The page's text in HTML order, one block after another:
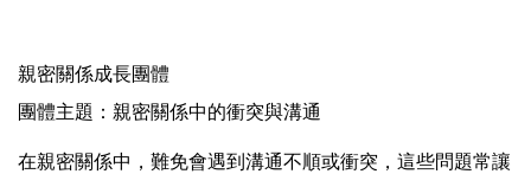
親密關係成長團體
團體主題：親密關係中的衝突與溝通
在親密關係中，難免會遇到溝通不順或衝突，這些問題常讓